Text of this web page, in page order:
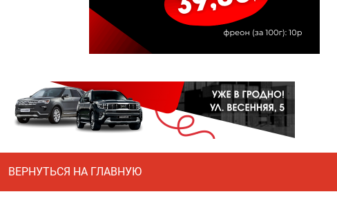
ВЕРНУТЬСЯ НА ГЛАВНУЮ